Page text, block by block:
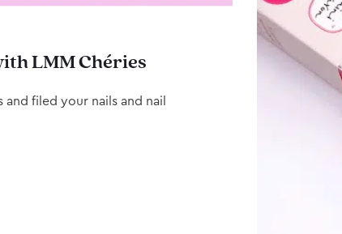
LMM Chéries
filed your nails and nail